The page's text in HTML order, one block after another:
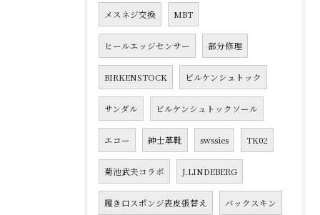
メスネジ交換 MBT
ヒールエッジセンサー 部分修理
BIRKENSTOCK ビルケンシュトック
サンダル ビルケンシュトックソール
エコー 紳士革靴 swssies TK02
菊池武夫コラボ J.LINDEBERG
履き口スポンジ表皮張替え バックスキン